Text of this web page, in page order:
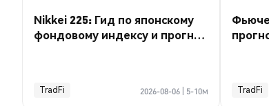
Nikkei 225: Гид по японскому
фондовому индексу и прогноз
TradFi 2026-08-06 5-10м TradFi